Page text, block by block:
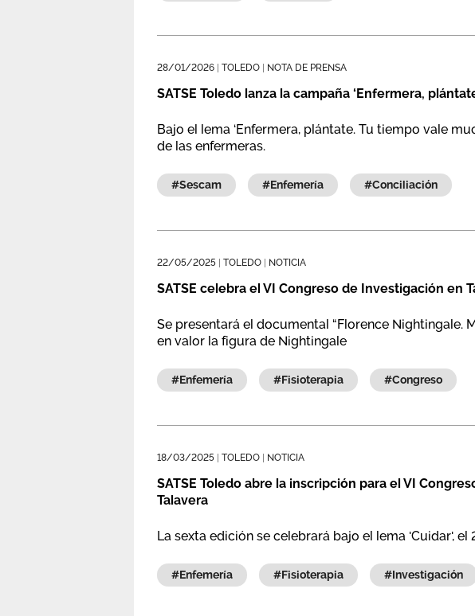
28/01/2026 TOLEDO NOTA DE PRENSA
SATSE Toledo lanza la campaña ‘Enfermera,
Bajo el lema ‘Enfermera, plántate. Tu tiempo vale
de las enfermeras.
#sescam #enfemería #conciliación
22/05/2025 TOLEDO NOTICIA
SATSE celebra el VI Congreso de Investigación en
Se presentará el documental “Florence Nightingale.
en valor la figura de Nightingale
#enfemería #fisioterapia #congreso
18/03/2025 TOLEDO NOTICIA
SATSE Toledo abre la inscripción para el VI
Talavera
La sexta edición se celebrará bajo el lema 'Cuidar',
#enfemería #fisioterapia #investigación